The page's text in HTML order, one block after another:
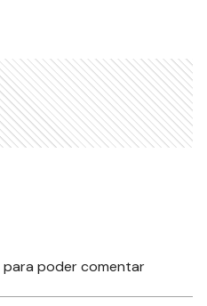
para poder comentar